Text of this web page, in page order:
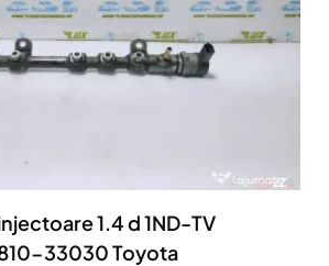
industriale
1.4 d 1ND-TV
33030 Toyota